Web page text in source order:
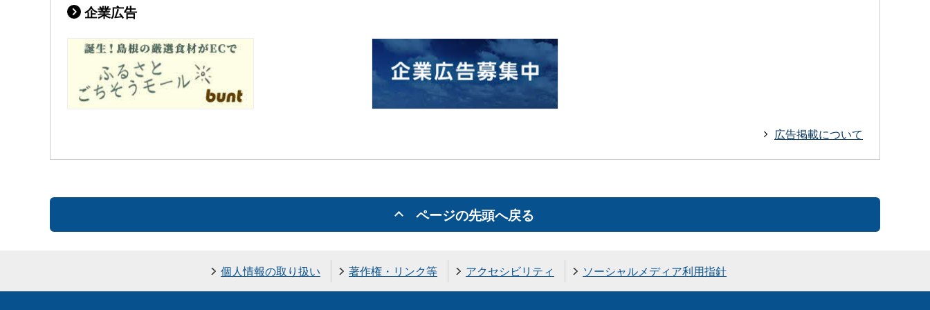
企業広告
広告掲載について
ページの先頭へ戻る
個人情報の取り扱い 著作権・リンク等 アクセシビリティ ソーシャルメディア利用指針